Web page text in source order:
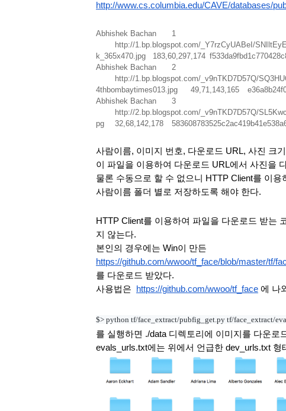
http://www.cs.columbia.edu/CAVE/databases/
Abhishek Bachan
1
http://1.bp.blogspot.com/_Y7rzCyUABeI/
k_365x470.jpg
183,60,297,174
Abhishek Bachan
2
http://1.bp.blogspot.com/_v9nTKD7D57Q/
4thbombaytimes013.jpg
49,71,143,165
Abhishek Bachan
3
http://2.bp.blogspot.com/_v9nTKD7D57Q/
pg
32,68,142,178
사람이름, 이미지 번호, 다운로드 URL, 사진 크
이 파일을 이용하여 다운로드 URL에서 사진을
물론 수동으로 할 수 없으니 HTTP Client를 이
사람이름 폴더 별로 저장하도록 해야 한다.
HTTP Client를 이용하여 파일을 다운로드 받는
지 않는다.
본인의 경우에는 Win이 만든
https://github.com/wwoo/tf_face/blob/master/tf/
를 다운로드 받았다.
사용법은
https://github.com/wwoo/tf_face 에 나
$> python tf/face_extract/pubfig_get.py tf/face_extract/
를 실행하면 ./data 디렉토리에 이미지를 다운로
evals_urls.txt에는 위에서 언급한 dev_urls.txt 형